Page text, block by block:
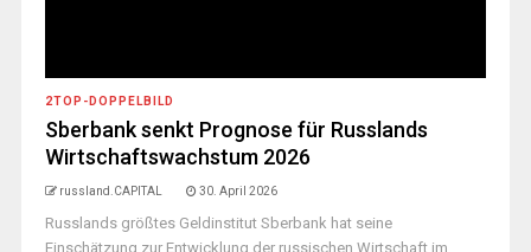
2TOP-DOPPELBILD
Sberbank senkt Prognose für Russlands
Wirtschaftswachstum 2026
russland.CAPITAL 30. April 2026
Russlands größtes Geldinstitut Sberbank hat seine
Einschätzung zur Entwicklung der russischen Wirtschaft im